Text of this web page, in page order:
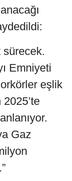
sürecek.
Emniyeti
eşlik
Gaz